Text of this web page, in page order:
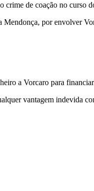
crime de coação no curso
Mendonça, por envolver
a Vorcaro para financiar
vantagem indevida